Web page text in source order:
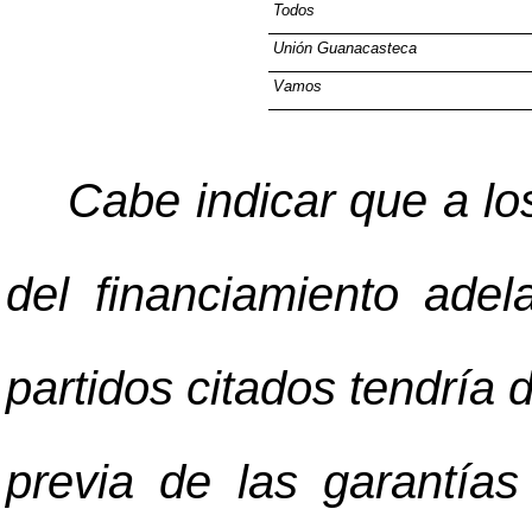
Todos
Unión Guanacasteca
Vamos
Cabe indicar que a
del financiamiento
partidos citados tendría
previa de las